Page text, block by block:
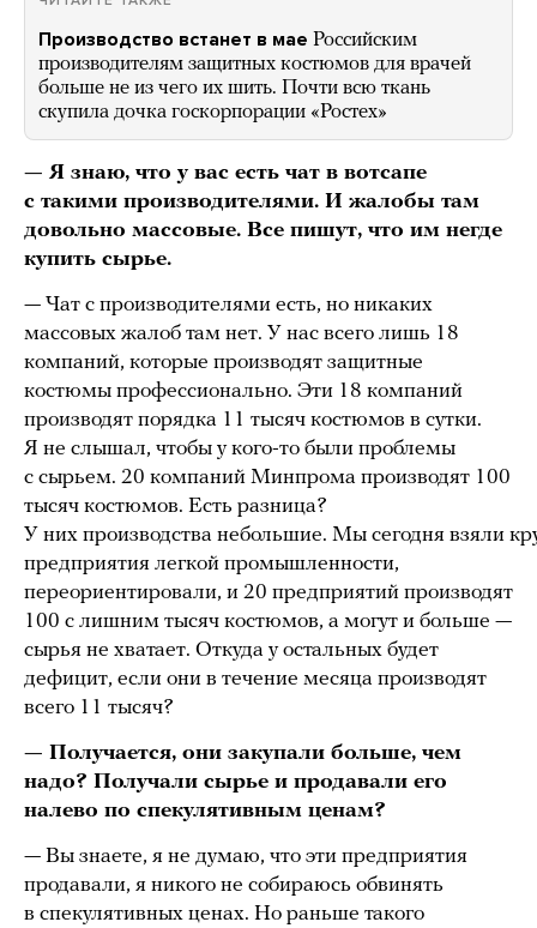
Производство встанет в мае Российским
производителям защитных костюмов для врачей
больше не из чего их шить. Почти всю ткань
скупила дочка госкорпорации «Ростех»
— Я знаю, что у вас есть чат в вотсапе
с такими производителями. И жалобы там
довольно массовые. Все пишут, что им негде
купить сырье.
— Чат с производителями есть, но никаких
массовых жалоб там нет. У нас всего лишь 18
компаний, которые производят защитные
костюмы профессионально. Эти 18 компаний
производят порядка 11 тысяч костюмов в сутки.
Я не слышал, чтобы у кого-то были проблемы
с сырьем. 20 компаний Минпрома производят 100
тысяч костюмов. Есть разница?
У них производства небольшие. Мы сегодня взяли
предприятия легкой промышленности,
переориентировали, и 20 предприятий производят
100 с лишним тысяч костюмов, а могут и больше —
сырья не хватает. Откуда у остальных будет
дефицит, если они в течение месяца производят
всего 11 тысяч?
— Получается, они закупали больше, чем
надо? Получали сырье и продавали его
налево по спекулятивным ценам?
— Вы знаете, я не думаю, что эти предприятия
продавали, я никого не собираюсь обвинять
в спекулятивных ценах. Но раньше такого